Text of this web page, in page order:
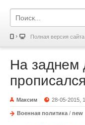
Полная версия сайта
На
Максим 28-05-2015,
Военная политика / new